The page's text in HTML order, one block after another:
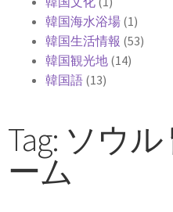
韓国海水浴場 (1)
韓国生活情報 (53)
韓国観光地 (14)
韓国語 (13)
Tag: ソウ
ーム